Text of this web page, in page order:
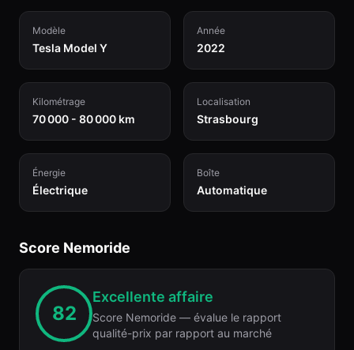
Modèle
Tesla Model Y
Année
2022
Kilométrage
70 000 - 80 000 km
Localisation
Strasbourg
Énergie
Électrique
Boîte
Automatique
Score Nemoride
82
Excellente affaire
Score Nemoride — évalue le rapport
qualité-prix par rapport au marché